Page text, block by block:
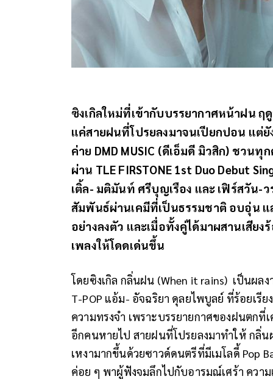
ซิงเกิลใหม่ที่เข้ากับบรรยากาศหน้าฝน ฤ
แค่สายฝนที่โปรยลงมาจนเปียกปอน แต่
ค่าย DMD MUSIC (ดีเอ็มดี มิวสิก) ชวน
ผ่าน TLE FIRSTONE 1st Duo Debut
เติ้ล- มติมันท์ ศรีบุญเรือง และ เฟิร์สวัน-
สัมพันธ์ผ่านเคมีที่เป็นธรรมชาติ อบอุ่น แ
อย่างลงตัว และเมื่อทั้งคู่ได้มาผสานเสีย
เพลงให้โดดเด่นขึ้น
โดยซิงเกิล กลิ่นฝน (When it rains) เป็นผล
T-POP แอ้ม- อัจฉริยา ดุลยไพบูลย์ ที่ร้อยเรี
ความทรงจำ เพราะบรรยายกาศของฝนตกที่
อีกคนหายไป สายฝนที่โปรยลงมาทำให้ กลิ่น
เหงามากขึ้นด้วยซาวด์ดนตรีที่มีเมโลดี้ Pop
ค่อย ๆ พาผู้ฟังจมลึกไปกับอารมณ์เศร้า ควา